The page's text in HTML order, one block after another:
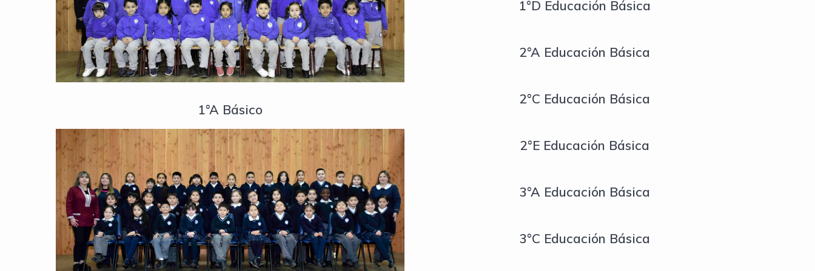
1°A Básico
1°D Educación Básica
2°A Educación Básica
2°C Educación Básica
2°E Educación Básica
3°A Educación Básica
3°C Educación Básica